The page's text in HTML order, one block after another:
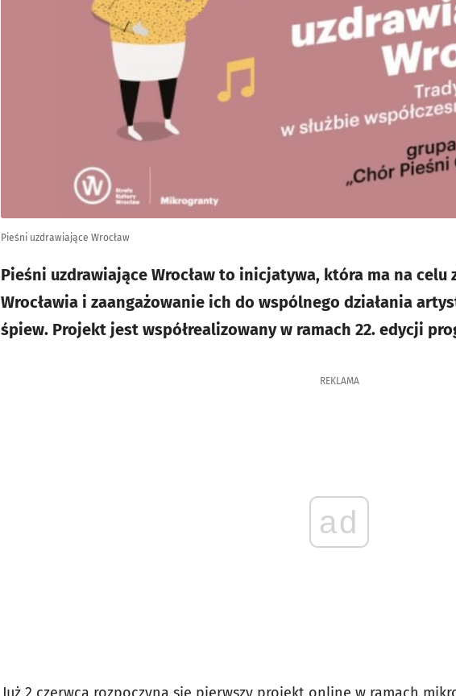
Pieśni uzdrawiające Wrocław
Pieśni uzdrawiające Wrocław to inicjatywa, która ma na
Wrocławia i zaangażowanie ich do wspólnego działania
śpiew. Projekt jest współrealizowany w ramach 22. edycji
REKLAMA
ad